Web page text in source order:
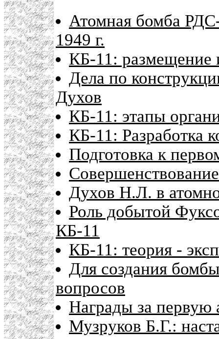
Атомная бомба
1949 г.
КБ-11: размещение
Дела по
Духов
КБ-11: этапы
КБ-11: Разработка
Подготовка к
Духов Н.Л. в
Роль добытой
КБ-11
КБ-11: теория -
Для создания
вопросов
Награды за
Музруков Б.Г.: